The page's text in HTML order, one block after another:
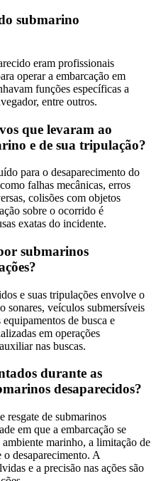
submarino
eram profissionais
operar a embarcação em
funções específicas a
entre outros.
que levaram ao
e de sua tripulação?
para o desaparecimento do
falhas mecânicas, erros
colisões com objetos
sobre o ocorrido é
exatas do incidente.
submarinos
e suas tripulações envolve o
sonares, veículos submersíveis
de busca e
em operações
nas buscas.
durante as
desaparecidos?
resgate de submarinos
em que a embarcação se
marinho, a limitação de
desaparecimento. A
e a precisão nas ações são